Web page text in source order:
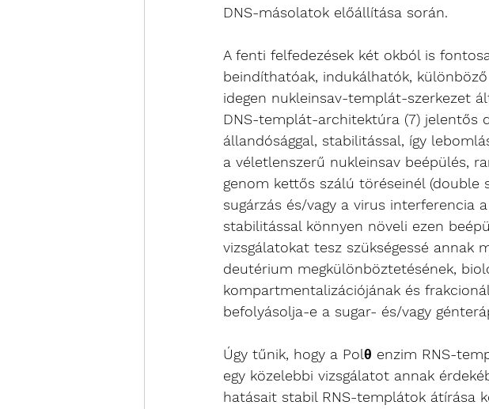
DNS-másolatok előállítása során.
A fenti felfedezések két okból is
beindíthatóak, indukálhatók,
idegen nukleinsav-templát-szerkezet
DNS-templát-architektúra (7) jelentős
állandósággal, stabilitással, így
a véletlenszerű nukleinsav beépülés,
genom kettős szálú töréseinél (double
sugárzás és/vagy a virus interferencia
stabilitással könnyen növeli ezen
vizsgálatokat tesz szükségessé annak
deutérium megkülönböztetésének,
kompartmentalizációjának és
befolyásolja-e a sugar- és/vagy
Úgy tűnik, hogy a Polθ enzim RNS-
egy közelebbi vizsgálatot annak
hatásait stabil RNS-templátok átírása